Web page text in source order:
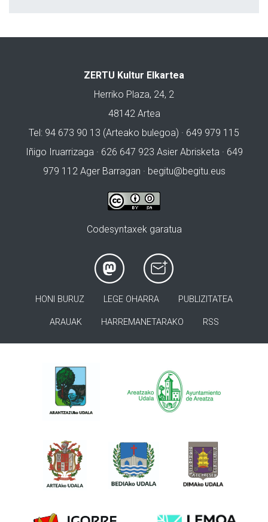
ZERTU Kultur Elkartea
Herriko Plaza, 24, 2
48142 Artea
Tel: 94 673 90 13 (Arteako bulegoa) · 649 979 115
Iñigo Iruarrizaga · 626 647 923 Asier Abrisketa · 649
979 112 Ager Barragan · begitu@begitu.eus
Codesyntaxek garatua
HONI BURUZ LEGE OHARRA PUBLIZITATEA
ARAUAK HARREMANETARAKO RSS